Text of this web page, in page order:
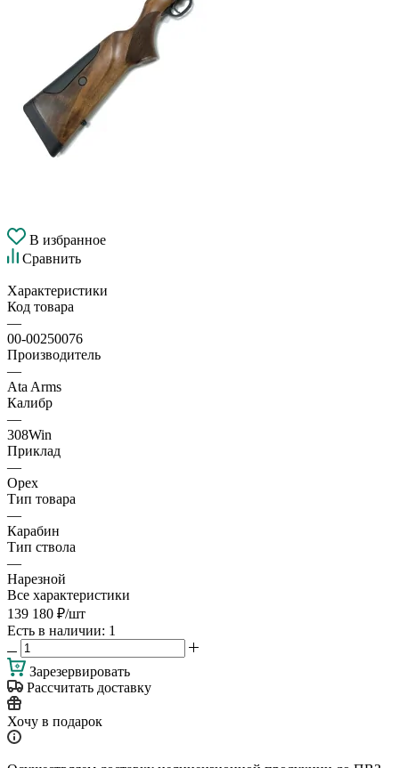
В избранное
Сравнить
Характеристики
Код товара
—
00-00250076
Производитель
—
Ata Arms
Калибр
—
308Win
Приклад
—
Орех
Тип товара
—
Карабин
Тип ствола
—
Нарезной
Все характеристики
139 180 ₽/шт
Есть в наличии: 1
Зарезервировать
Рассчитать доставку
Хочу в подарок